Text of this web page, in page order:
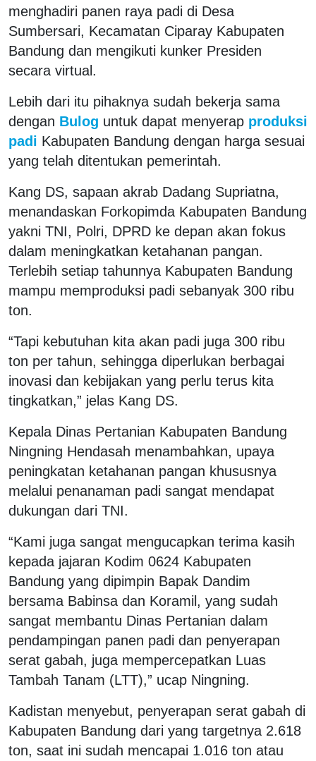
menghadiri panen raya padi di Desa
Sumbersari, Kecamatan Ciparay Kabupaten
Bandung dan mengikuti kunker Presiden
secara virtual.
Lebih dari itu pihaknya sudah bekerja sama
dengan Bulog untuk dapat menyerap produksi
padi Kabupaten Bandung dengan harga sesuai
yang telah ditentukan pemerintah.
Kang DS, sapaan akrab Dadang Supriatna,
menandaskan Forkopimda Kabupaten Bandung
yakni TNI, Polri, DPRD ke depan akan fokus
dalam meningkatkan ketahanan pangan.
Terlebih setiap tahunnya Kabupaten Bandung
mampu memproduksi padi sebanyak 300 ribu
ton.
“Tapi kebutuhan kita akan padi juga 300 ribu
ton per tahun, sehingga diperlukan berbagai
inovasi dan kebijakan yang perlu terus kita
tingkatkan,” jelas Kang DS.
Kepala Dinas Pertanian Kabupaten Bandung
Ningning Hendasah menambahkan, upaya
peningkatan ketahanan pangan khususnya
melalui penanaman padi sangat mendapat
dukungan dari TNI.
“Kami juga sangat mengucapkan terima kasih
kepada jajaran Kodim 0624 Kabupaten
Bandung yang dipimpin Bapak Dandim
bersama Babinsa dan Koramil, yang sudah
sangat membantu Dinas Pertanian dalam
pendampingan panen padi dan penyerapan
serat gabah, juga mempercepatkan Luas
Tambah Tanam (LTT),” ucap Ningning.
Kadistan menyebut, penyerapan serat gabah di
Kabupaten Bandung dari yang targetnya 2.618
ton, saat ini sudah mencapai 1.016 ton atau